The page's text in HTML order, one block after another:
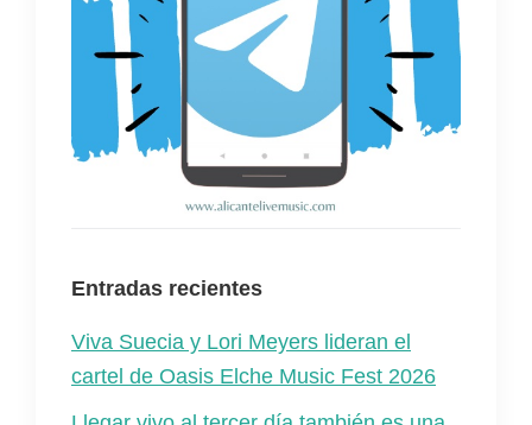
Entradas recientes
Viva Suecia y Lori Meyers lideran el
cartel de Oasis Elche Music Fest 2026